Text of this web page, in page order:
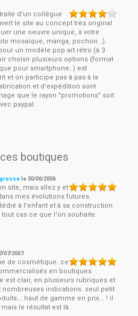
d'un collègue
le site au concept très original
une oeuvre unique, à votre
mosaïque, manga, pochoir...).
un modèle pop art rétro (à 3
choisir plusieurs options (format
pour smartphone..) est
et on participe pas à pas à la
et d'expédition sont
que le rayon "promotions" soit
paypal.
boutiques
le30/06/2006
site, mais allez y et
mes évolutions futures.
à l'enfant et à sa construction
cas ce que l'on souhaite.
07/2007
de cosmétique. ce
en boutiques
est clair, en plusieurs rubriques et
nombreuses indications. seul petit
haut de gamme en prix... ! il
le résultat est là.